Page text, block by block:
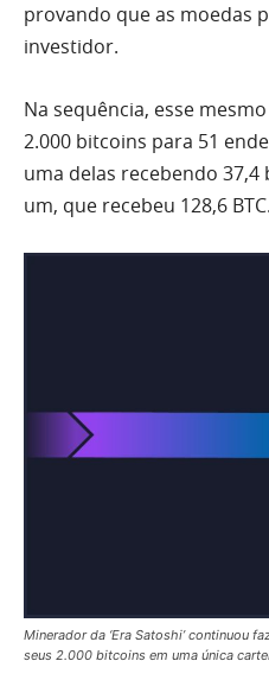
provando que as moedas
investidor.
Na sequência, esse
2.000 bitcoins para 51
uma delas recebendo
um, que recebeu 128,6 BTC.
Minerador da ‘Era Satoshi’ continuou
seus 2.000 bitcoins em uma única